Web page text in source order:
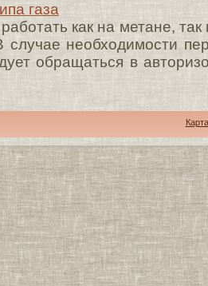
газа
как на метане,
случае необходимости
обращаться в